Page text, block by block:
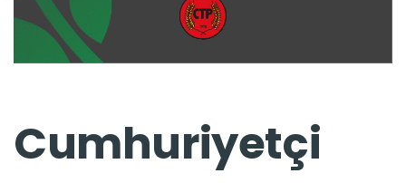
Cumhuriyetçi